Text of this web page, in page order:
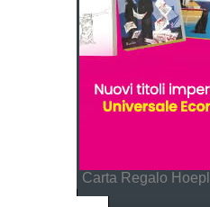
Carta Regalo